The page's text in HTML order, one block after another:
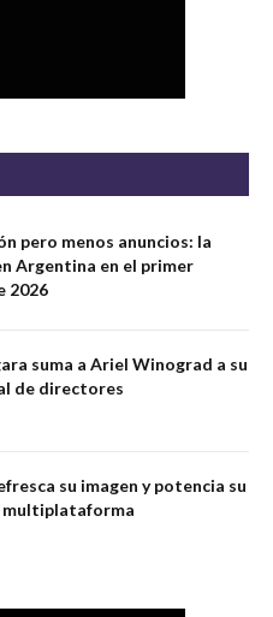
pero menos anuncios: la
Argentina en el primer
2026
suma a Ariel Winograd a su
de directores
su imagen y potencia su
multiplataforma